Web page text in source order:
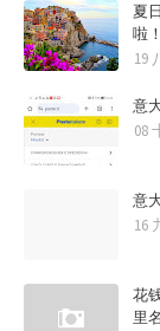
夏
啦
19
意
08
意
16
花
里